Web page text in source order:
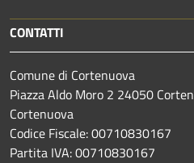
CONTATTI
Comune di Cortenuova
Piazza Aldo Moro 2 24050
Cortenuova
Codice Fiscale: 00710830167
Partita IVA: 00710830167